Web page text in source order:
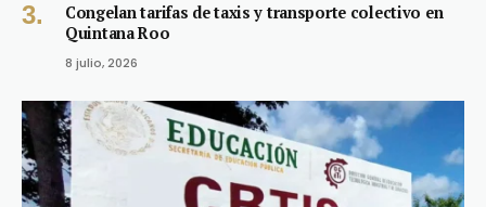
Congelan tarifas de taxis y transporte colectivo en
Quintana Roo
8 julio, 2026